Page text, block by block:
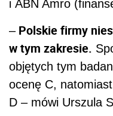
i ABN Amro
–Polskie firmy
w tym zakresie.
objętych tym
ocenę C,
D – mówi Urszula